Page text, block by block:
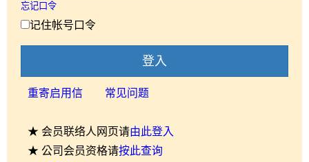
忘记口令
记住帐号口令
登入
重寄启用信 常见问题
★ 会员联络人网页请由此登入
★ 公司会员资格请按此查询